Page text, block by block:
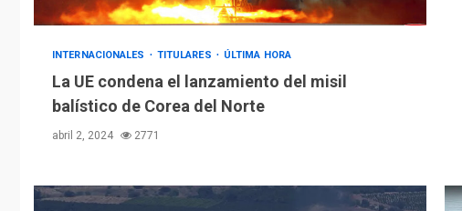
INTERNACIONALES TITULARES ÚLTIMA HORA
La UE condena el lanzamiento del misil
balístico de Corea del Norte
abril 2, 2024 2771